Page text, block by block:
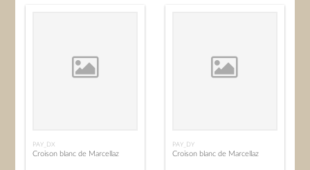
PAY_DX
Croison blanc de Marcellaz
PAY_DY
Croison blanc de Marcellaz